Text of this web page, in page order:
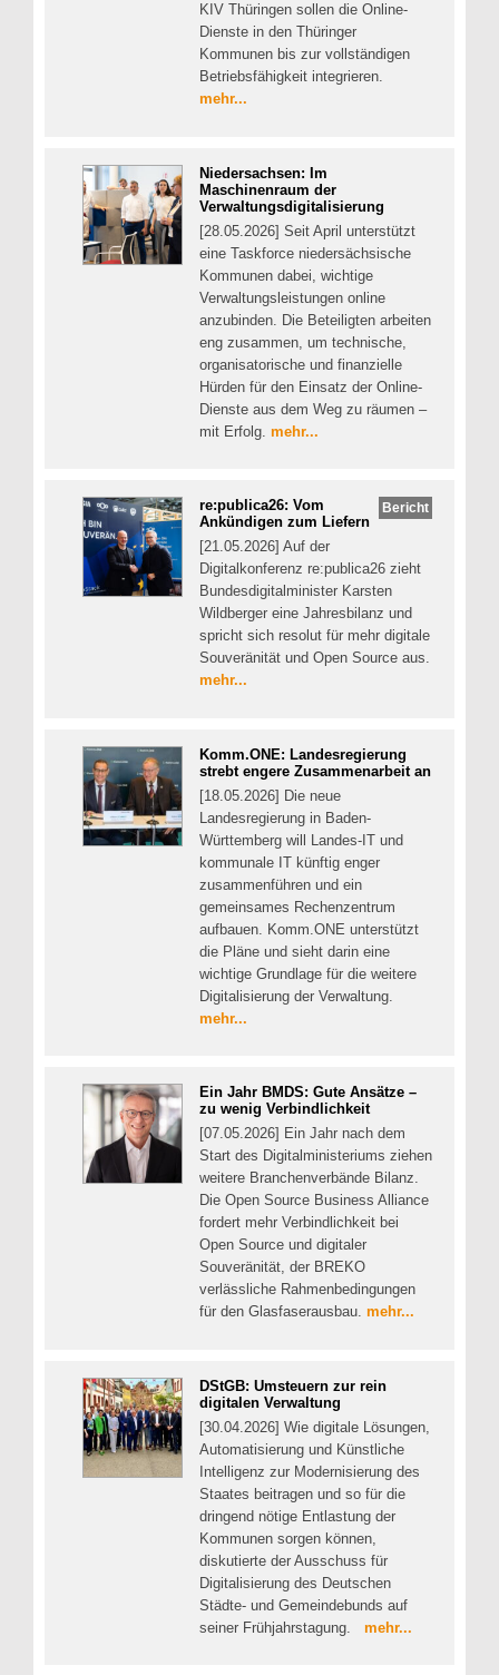
KIV Thüringen sollen die Online-
Dienste in den Thüringer
Kommunen bis zur vollständigen
Betriebsfähigkeit integrieren.
mehr...
Niedersachsen: Im
Maschinenraum der
Verwaltungsdigitalisierung
[28.05.2026] Seit April unterstützt
eine Taskforce niedersächsische
Kommunen dabei, wichtige
Verwaltungsleistungen online
anzubinden. Die Beteiligten arbeiten
eng zusammen, um technische,
organisatorische und finanzielle
Hürden für den Einsatz der Online-
Dienste aus dem Weg zu räumen –
mit Erfolg. mehr...
Bericht
re:publica26: Vom
Ankündigen zum Liefern
[21.05.2026] Auf der
Digitalkonferenz re:publica26 zieht
Bundesdigitalminister Karsten
Wildberger eine Jahresbilanz und
spricht sich resolut für mehr digitale
Souveränität und Open Source aus.
mehr...
Komm.ONE: Landesregierung
strebt engere Zusammenarbeit an
[18.05.2026] Die neue
Landesregierung in Baden-
Württemberg will Landes-IT und
kommunale IT künftig enger
zusammenführen und ein
gemeinsames Rechenzentrum
aufbauen. Komm.ONE unterstützt
die Pläne und sieht darin eine
wichtige Grundlage für die weitere
Digitalisierung der Verwaltung.
mehr...
Ein Jahr BMDS: Gute Ansätze –
zu wenig Verbindlichkeit
[07.05.2026] Ein Jahr nach dem
Start des Digitalministeriums ziehen
weitere Branchenverbände Bilanz.
Die Open Source Business Alliance
fordert mehr Verbindlichkeit bei
Open Source und digitaler
Souveränität, der BREKO
verlässliche Rahmenbedingungen
für den Glasfaserausbau. mehr...
DStGB: Umsteuern zur rein
digitalen Verwaltung
[30.04.2026] Wie digitale Lösungen,
Automatisierung und Künstliche
Intelligenz zur Modernisierung des
Staates beitragen und so für die
dringend nötige Entlastung der
Kommunen sorgen können,
diskutierte der Ausschuss für
Digitalisierung des Deutschen
Städte- und Gemeindebunds auf
seiner Frühjahrstagung. mehr...